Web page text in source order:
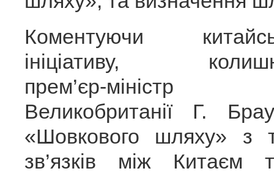
Коментуючи
ініціативу,
прем’єр-міністр
Великобританії Г.
«Шовкового шляху» з
зв’язків між